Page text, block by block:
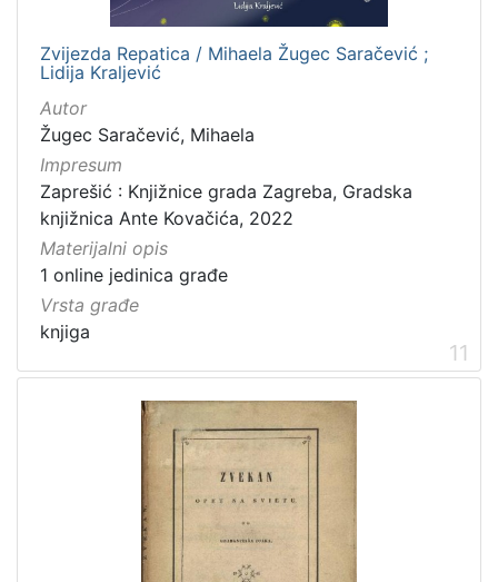
Zvijezda Repatica / Mihaela Žugec Saračević ;
Lidija Kraljević
Autor
Žugec Saračević, Mihaela
Impresum
Zaprešić : Knjižnice grada Zagreba, Gradska
knjižnica Ante Kovačića, 2022
Materijalni opis
1 online jedinica građe
Vrsta građe
knjiga
11